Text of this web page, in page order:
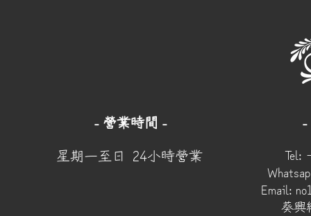
- 營業時間 -
​星期一至日 24小時營業
-
Tel:
Email:
葵興